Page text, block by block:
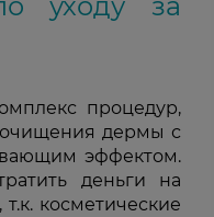
процедур,
очищения дермы с
эффектом.
деньги на
косметические